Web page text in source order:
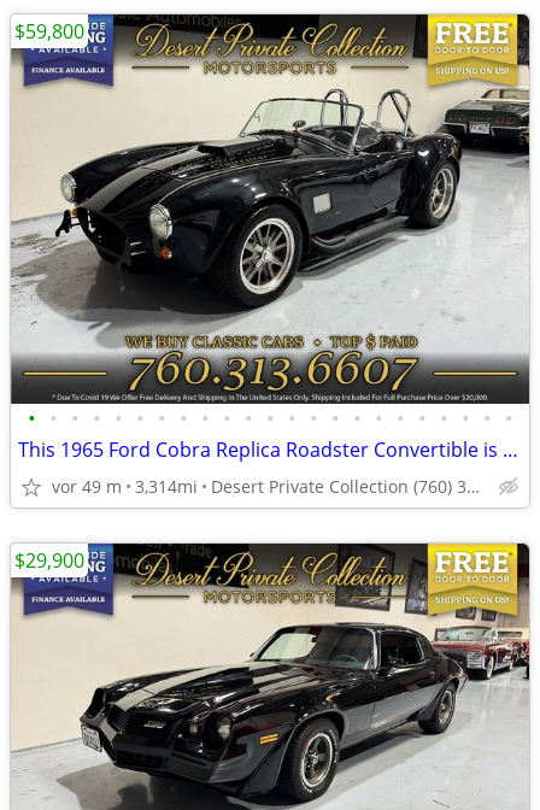
• • • • • • • • • • • • • • • • • • • • • • •
This 1965 Ford Cobra Replica Roadster Convertible is simply ELEGANT.
vor 49 m 3,314mi Desert Private Collection (760) 313-6607
$59,800
$29,900